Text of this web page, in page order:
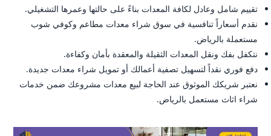
تقييم شامل وعادل لكافة المعدات بناءً على حالتها وعمرها التشغيلي.
نقدم أسعاراً تنافسية في سوق شراء معدات مطاعم وكوفي شوب
مستعملة بالرياض.
نتكفل بفك ونقل المعدات الثقيلة والمعقدة بأمان وكفاءة.
دفع فوري نقداً لتسهيل تصفية أعمالك أو تمويل شراء معدات جديدة.
نعتبر شريكك الموثوق عند الحاجة لبيع معدات مشروعك ضمن خدمات
شراء اثاث مستعمل بالرياض.